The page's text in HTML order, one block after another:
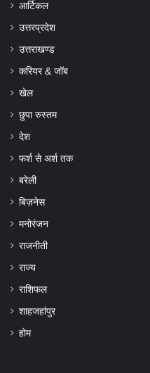
आर्टिकल
उत्तरप्रदेश
उत्तराखण्ड
करियर & जॉब
खेल
छुपा रुस्तम
देश
फर्श से अर्श तक
बरेली
बिज़नेस
मनोरंजन
राजनीती
राज्य
राशिफल
शाहजहांपुर
होम